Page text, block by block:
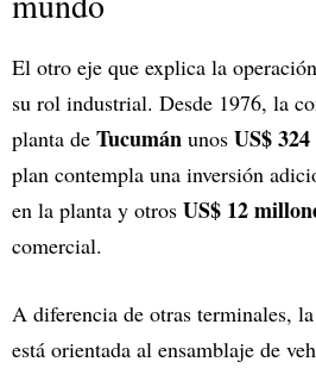
El otro eje que explica la
su rol industrial. Desde 1976, la
planta de Tucumán unos US$
plan contempla una inversión
en la planta y otros US$ 12
comercial.
A diferencia de otras terminales,
está orientada al ensamblaje de